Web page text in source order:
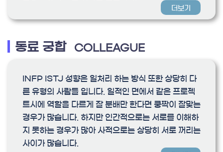
더보기
동료 궁합 COLLEAGUE
INFP ISTJ 성향은 일처리 하는 방식 또한 상당히 다
른 유형의 사람들 입니다. 일적인 면에서 같은 프로젝
트시에 역할을 다르게 잘 분배만 한다면 쿵짝이 잘맞는
경우가 많습니다. 하지만 인간적으로는 서로를 이해하
지 못하는 경우가 많아 사적으로는 상당히 서로 꺼리는
사이가 많습니다.